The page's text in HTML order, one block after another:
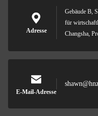
Adresse
Gebäude B,
für
Changsha,
E-Mail-Adresse